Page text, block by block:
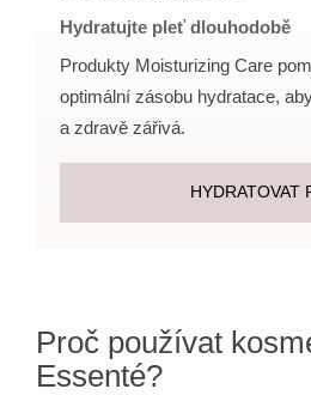
Hydratujte pleť dlouhodobě
Produkty Moisturizing Care
optimální zásobu hydratace,
a zdravě zářivá.
HYDRATOVAT
Proč používat
Essenté?